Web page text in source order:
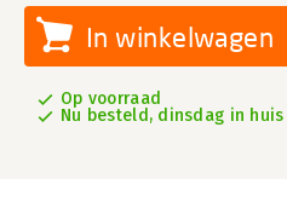
In winkelwagen
Op voorraad
Nu besteld, dinsdag in huis